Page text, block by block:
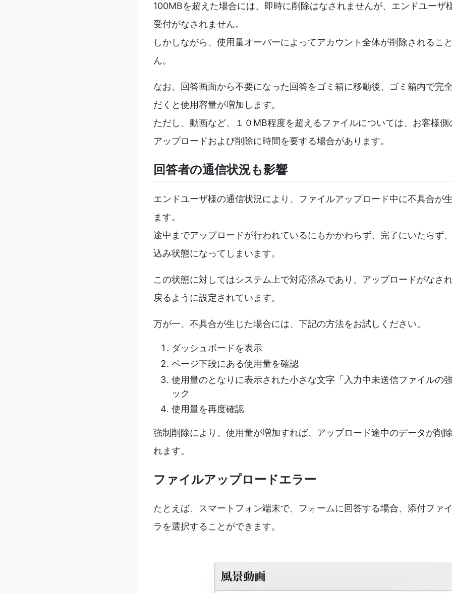
100MBを超えた場合には、即時に削除はなされませんが、エンドユーザ
受付がなされません。
しかしながら、使用量オーバーによってアカウント全体が削除されるこ
ん。
なお、回答画面から不要になった回答をゴミ箱に移動後、ゴミ箱内で完
だくと使用容量が増加します。
ただし、動画など、１０MB程度を超えるファイルについては、お客様
アップロードおよび削除に時間を要する場合があります。
回答者の通信状況も影響
エンドユーザ様の通信状況により、ファイルアップロード中に不具合が
ます。
途中までアップロードが行われているにもかかわらず、完了にいたらず
込み状態になってしまいます。
この状態に対してはシステム上で対応済みであり、アップロードがなさ
戻るように設定されています。
万が一、不具合が生じた場合には、下記の方法をお試しください。
ダッシュボードを表示
ページ下段にある使用量を確認
使用量のとなりに表示された小さな文字「入力中未送信ファイルの
ック
使用量を再度確認
強制削除により、使用量が増加すれば、アップロード途中のデータが削
れます。
ファイルアップロードエラー
たとえば、スマートフォン端末で、フォームに回答する場合、添付ファ
ラを選択することができます。